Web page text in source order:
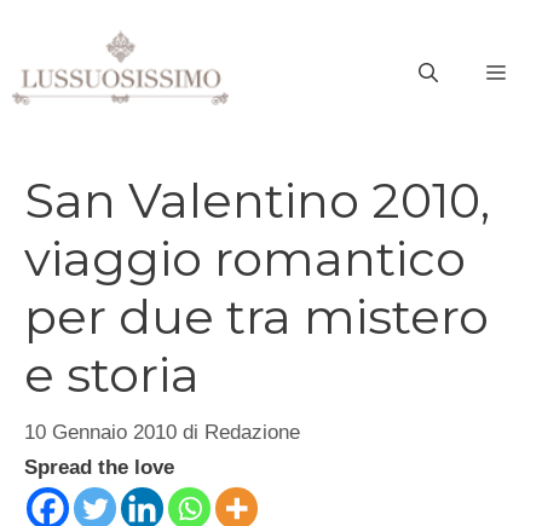
contenuto
San Valentino 2010,
viaggio romantico
per due tra mistero
e storia
10 Gennaio 2010 di Redazione
Spread the love